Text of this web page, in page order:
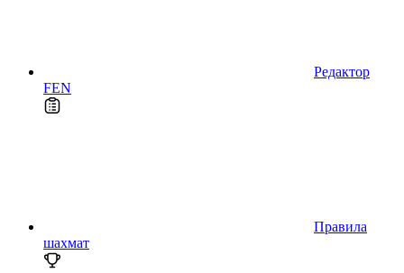
Редактор
FEN
Правила
шахмат